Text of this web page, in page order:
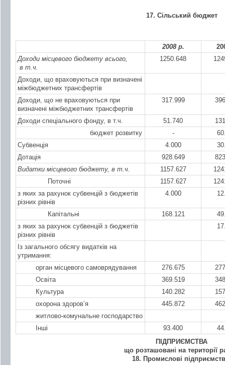
17. Сільський бюджет
2008 р.
Доходи місцевого бюджету всього,
в т.ч.
1250.648
Доходи, що враховуються при визначені
міжбюджетних трансфертів
Доходи, що не враховуються при
визначені міжбюджетних трансфертів
317.999
Доходи спеціального фонду, в т.ч. 51.740
бюджет розвитку
-
Субвенція
4.000
Дотація
928.649
Видатки місцевого бюджету, в т.ч.
1157.627
Поточні
1157.627
з яких за рахунок субвенцій з бюджетів
різних рівнів
4.000
Капітальні 168.121
з яких за рахунок субвенцій з бюджетів
різних рівнів
Із загального обсягу видатків на
утримання:
орган місцевого самоврядування
276.675
Освіта
369.519
Культура
140.282
охорона здоров’я
445.872
житлово-комунальне господарство
Інші
93.400
П ІДПРИЄМСТВА
що розташовані на території
18. Промислові